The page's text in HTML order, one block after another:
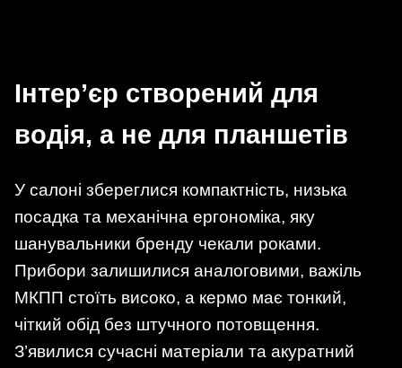
Інтер’єр створений для
водія, а не для планшетів
У салоні збереглися компактність, низька
посадка та механічна ергономіка, яку
шанувальники бренду чекали роками.
Прибори залишилися аналоговими, важіль
МКПП стоїть високо, а кермо має тонкий,
чіткий обід без штучного потовщення.
З’явилися сучасні матеріали та акуратний